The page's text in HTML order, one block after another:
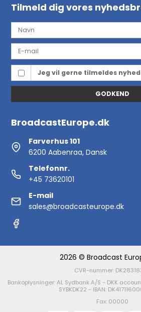
Tilmeld dig vores
Jeg vil gerne tilmeldes
GODKEND
BroadcastEurope.dk
Farverhus 101
6200 Aabenraa, Dansk
Telefonnr.
+45 73620101
E-mail
sales@broadcasteurope.dk
2026 © Broadcast
CVR-nummer:
Bankoplysninger: AL Sydbank A/S - DKK
SYBKDK22 - IBAN:
Fax: 00000